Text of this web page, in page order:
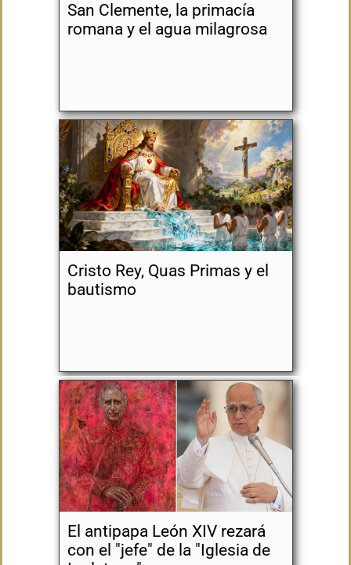
San Clemente, la primacía
romana y el agua milagrosa
Cristo Rey, Quas Primas y el
bautismo
El antipapa León XIV rezará
con el "jefe" de la "Iglesia de